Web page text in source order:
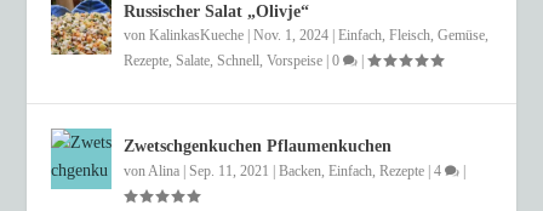
Russischer Salat „Olivje“
vonKalinkasKueche |Nov. 1, 2024 |Einfach ,Fleisch ,Gemüse
Rezepte ,Salate ,Schnell ,Vorspeise |0 |
Zwetschgenkuchen Pflaumenkuchen
von Alina |Sep. 11, 2021 |Backen ,Einfach ,Rezepte |4 |